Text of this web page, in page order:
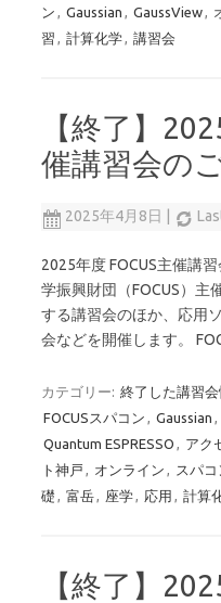
ン , Gaussian , GaussView,
習 , 計算化学, 講習会
【終了】
催講習会の
2025年4月8日
2025年度 FOCUS主催講
学振興財団（FOCUS）主
する講習会のほか、応用
会などを開催します。
カテゴリー: 終了した講習会
FOCUSスパコン , Gaussian ,
Quantum ESPRESSO , アク
ト神戸 , オンライン , スパコ
礎 , 富岳, 座学, 応用 , 計算
【終了】